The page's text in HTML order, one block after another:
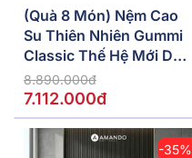
(Quà 8 Món) Nệm Cao
Su Thiên Nhiên Gummi
Classic Thế Hệ Mới Dày
5/10/15cm
8.890.000đ
7.112.000đ
-35%